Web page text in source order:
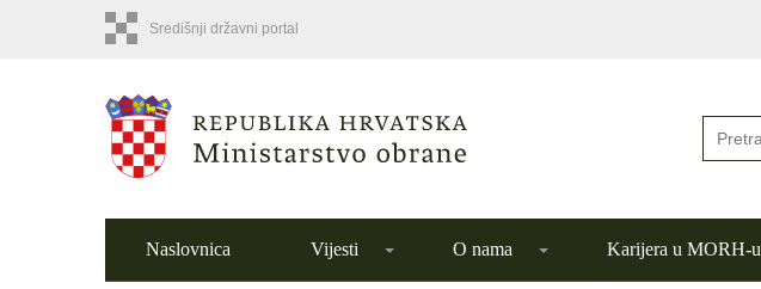
Središnji državni portal
Naslovnica Vijesti O nama Karijera u MORH-u